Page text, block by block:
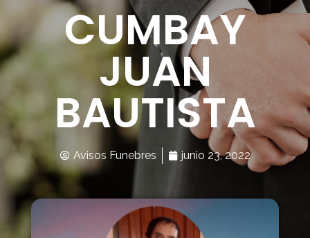
CUMBAY
JUAN
BAUTISTA
Avisos Funebres junio 23, 2022